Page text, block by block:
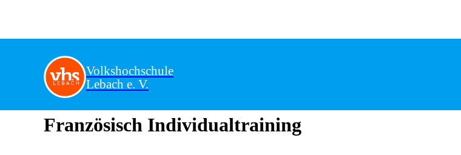
Volkshochschule
Lebach e. V.
Französisch Individualtraining